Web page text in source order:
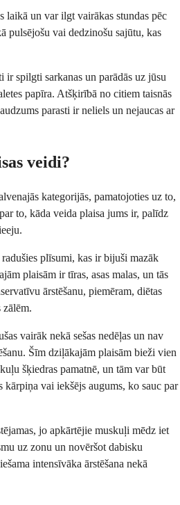
laikā un var ilgt vairākas stundas pēc
pulsējošu vai dedzinošu sajūtu, kas
ir spilgti sarkanas un parādās uz jūsu
papīra. Atšķirībā no citiem taisnās
parasti ir neliels un nejaucas ar
veidi?
kategorijās, pamatojoties uz to,
to, kāda veida plaisa jums ir, palīdz
plīsumi, kas ir bijuši mazāk
plaisām ir tīras, asas malas, un tās
ārstēšanu, piemēram, diētas
zālēm.
vairāk nekā sešas nedēļas un nav
Šīm dziļākajām plaisām bieži vien
šķiedras pamatnē, un tām var būt
kārpiņa vai iekšējs augums, ko sauc par
jo apkārtējie muskuļi mēdz iet
uz zonu un novēršot dabisku
intensīvāka ārstēšana nekā